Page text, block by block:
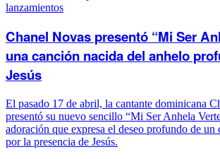
lanzamientos
Chanel Novas presentó “Mi Ser
una canción nacida del anhelo
Jesús
El pasado 17 de abril, la cantante dominicana
presentó su nuevo sencillo “Mi Ser Anhela
adoración que expresa el deseo profundo de un
por la presencia de Jesús.